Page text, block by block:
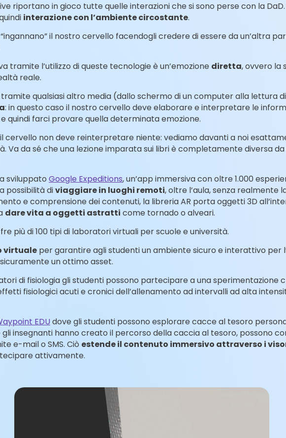
riportano in gioco tutte quelle interazioni che si sono perse con la
interazione con l’ambiente circostante.
“ingannano” il nostro cervello facendogli credere di essere da un’altra
tramite l’utilizzo di queste tecnologie è un’emozione diretta, ovvero la
reale.
tramite qualsiasi altro media (dallo schermo di un computer alla lettura
: in questo caso il nostro cervello deve elaborare e interpretare le
quindi farci provare quella determinata emozione.
cervello non deve reinterpretare niente: vediamo davanti a noi
Va da sé che una lezione imparata sui libri è completamente diversa da
sviluppato Google Expeditions, un’app immersiva con oltre 1.000
possibilità diviaggiare in luoghi remoti, oltre l’aula, senza realmente
e comprensione dei contenuti, la libreria AR porta oggetti 3D
dare vita a oggetti astratti come tornado o alveari.
più di 100 tipi di laboratori virtuali per scuole e università.
virtuale per garantire agli studenti un ambiente sicuro e interattivo per
un ottimo asset.
di fisiologia gli studenti possono partecipare a una sperimentazione
fisiologici acuti e cronici dell’allenamento ad intervalli ad alta
EDUdove gli studenti possono esplorare cacce al tesoro
insegnanti hanno creato il percorso della caccia al tesoro, possono
e-mail o SMS. Ciò estende il contenuto immersivo attraverso i
attivamente.